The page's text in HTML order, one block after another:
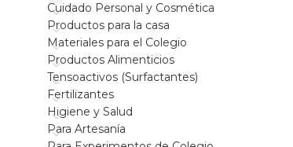
Cuidado Personal y Cosmética
Productos para la casa
Materiales para el Colegio
Productos Alimenticios
Tensoactivos (Surfactantes)
Fertilizantes
Higiene y Salud
Para Artesanía